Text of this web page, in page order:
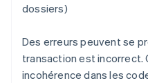
dossiers)
Des erreurs peuvent se
transaction est incorrect.
incohérence dans les